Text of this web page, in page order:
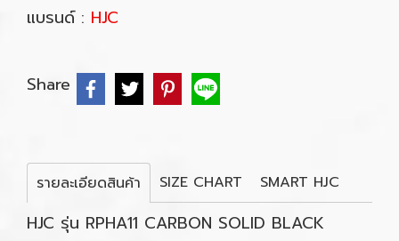
แบรนด์ : HJC
Share
รายละเอียดสินค้า SIZE CHART SMART HJC
HJC รุ่น RPHA11 CARBON SOLID BLACK